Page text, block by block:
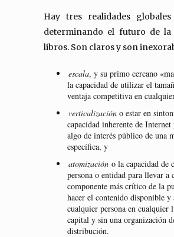
Hay tres realidades
determinando el futuro de
libros. Son claros y son
escala, y su primo cercano
la capacidad de utilizar el
ventaja competitiva en
verticalización o estar en
capacidad inherente de
algo de interés público de una
específica, y
atomización o la capacidad de
persona o entidad para llevar a
componente más crítico de la
hacer el contenido disponible y
cualquier persona en cualquier
capital y sin una organización
distribución.